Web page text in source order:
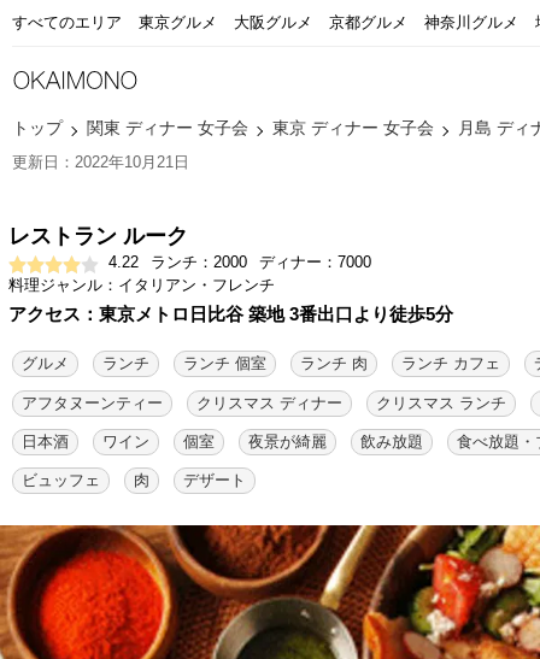
すべてのエリア 東京グルメ 大阪グルメ 京都グルメ 神奈川グルメ
トップ 関東 ディナー 女子会 東京 ディナー 女子会 月島 ディ
更新日：2022年10月21日
レストラン ルーク
4.22 ランチ：2000
ディナー：7000
料理ジャンル：イタリアン・フレンチ
アクセス：東京メトロ日比谷 築地 3番出口より徒歩5分
グルメ ランチ ランチ 個室 ランチ 肉 ランチ カフェ
アフタヌーンティー クリスマス ディナー クリスマス ランチ
日本酒 ワイン 個室 夜景が綺麗 飲み放題 食べ放題・
ビュッフェ 肉 デザート